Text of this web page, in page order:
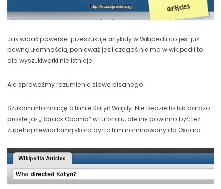
Jak widać powerset przeszukuje artykuły w Wikipedii co jest już
pewną ułomnością, ponieważ jesli czegoś nie ma w wikipedii to
dla wyszukiwarki nie istnieje.
Ale sprawdźmy rozumienie słowa pisanego.
Szukam informację o filmie Katyń Wajdy. Nie będzie to tak bardzo
proste jak „Barack Obama” w tutorialu, ale nie powinno być tez
zupełną niewiadomą skoro był to film nominowany do Oscara.